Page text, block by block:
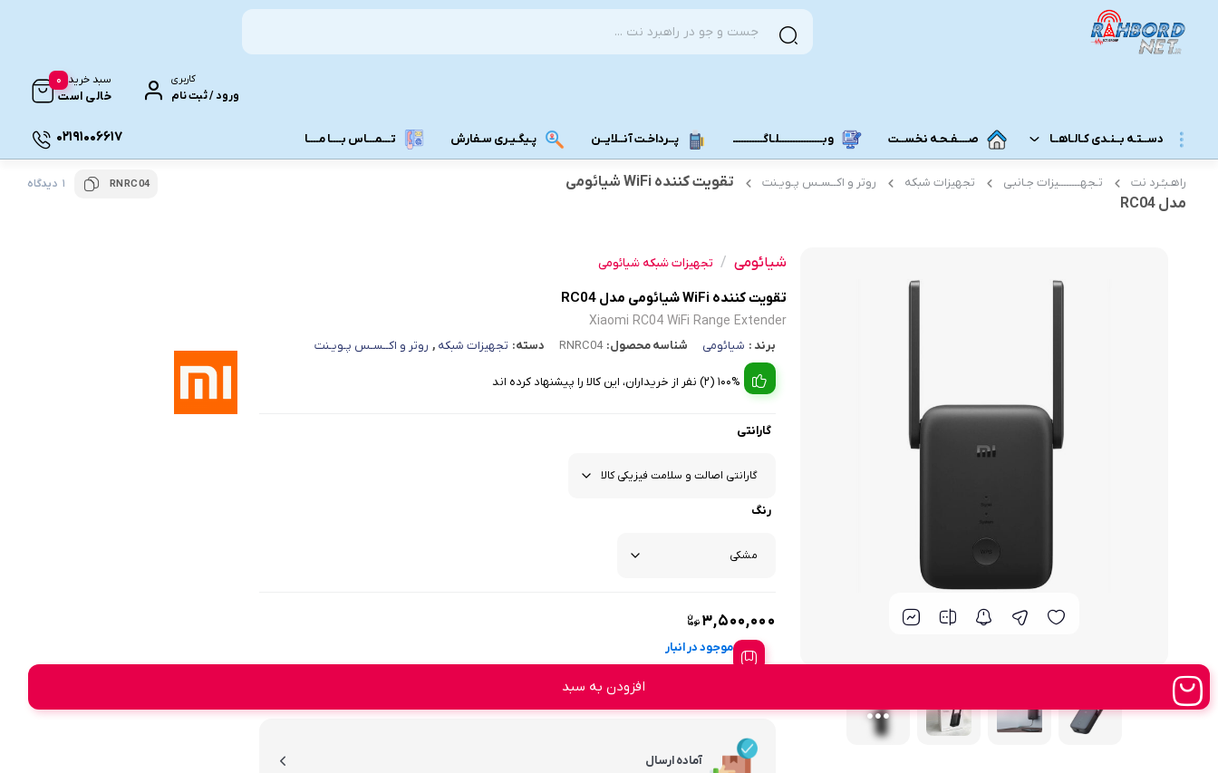
کاربری
ورود / ثبت نام
سبد خرید
خالی است
0
دســتـه بــنـدی کـالـاهــا
مــودم 3G/4G/5G/TD-LTE
مودم 4G همراه
مودم 3G همراه
مـــحـصـولات ایــــرانـســـــــــل
محصولات اپراتورهای همراه
صــــفـحـه نخســت وبــــــــــــــــلـاگـــــــــــ پــرداخـت آنــلایــن پـیگـیـری سـفارش تـــمـــاس بــــا مــــا 02191006617
راهـبـُـرد نت تـجهــــــــیزات جـانبی تجهیزات شبکه روتر و اکــسـس پـویـنت
تقویت کننده WiFi شیائومی
مدل RC04
RNRC04 1 دیدگاه
شیائومی / تجهیزات شبکه شیائومی
تقویت کننده WiFi شیائومی مدل RC04
Xiaomi RC04 WiFi Range Extender
برند : شیائومی شناسه محصول: RNRC04 دسته: تجهیزات شبکه , روتر و اکــسـس پـویـنت
100% (2) نفر از خریداران، این کالا را پیشنهاد کرده اند
گارانتی
رنگ
۳,۵۰۰,۰۰۰
موجود در انبار
افزودن به سبد
آماده ارسال